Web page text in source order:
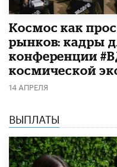
Космос как
рынков: кадры
конференции
космической
14 АПРЕЛЯ
ВЫПЛАТЫ